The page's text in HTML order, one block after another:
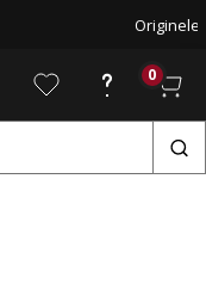
Originele
0